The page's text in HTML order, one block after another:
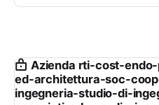
Azienda rti-cost-
ed-architettura-soc-
ingegneria-studio-di-